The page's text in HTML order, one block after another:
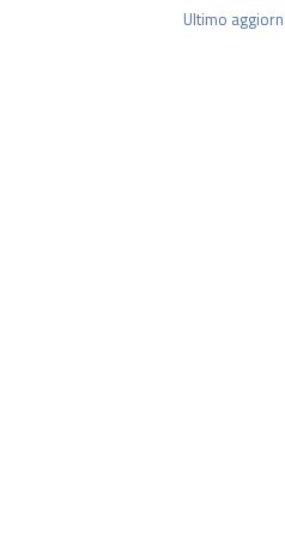
Ultimo